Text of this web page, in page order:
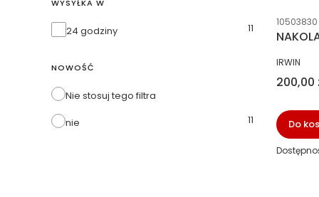
WYSYŁKA W
Wysyłka w
24 godziny 11
NOWOŚĆ
Nie stosuj tego filtra
nie
11
Kod
10503830
PRODUCENT
IRWIN
Cena
200,00
Do